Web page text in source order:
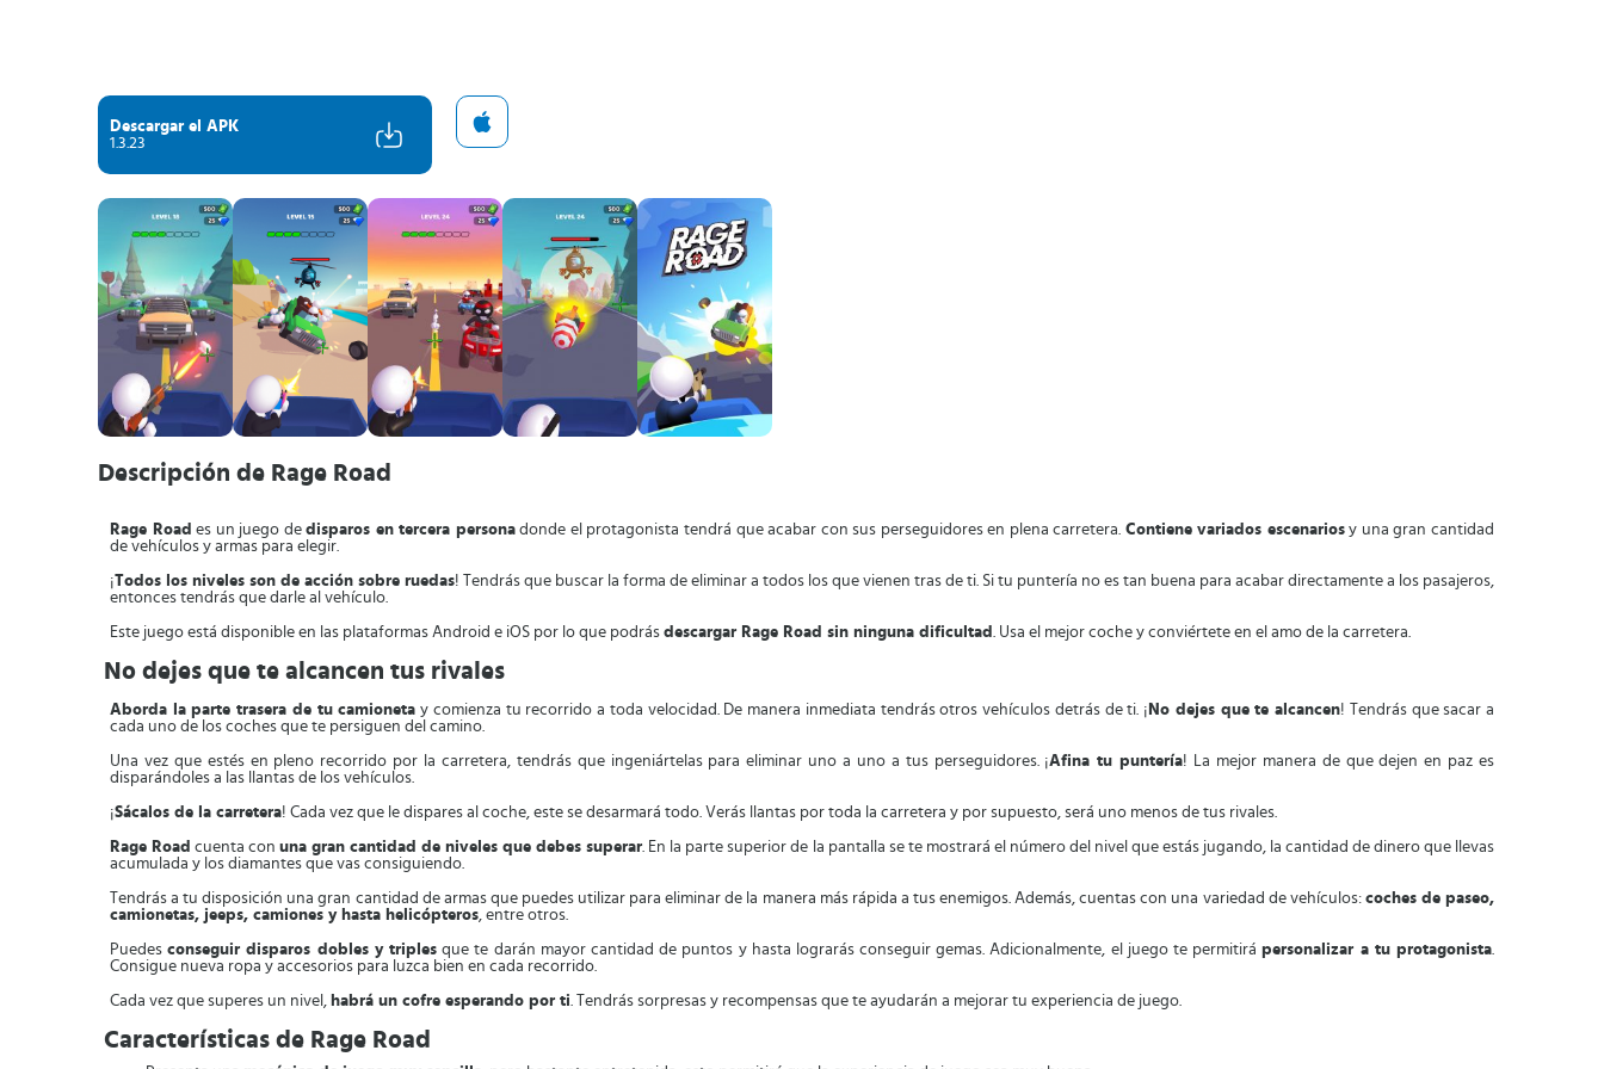
Descargar el APK
1.3.23
Descripción de Rage Road
Rage Road es un juego dedisparos en tercera personadonde el protagonista tendrá que acabar con sus perseguidores en plena carretera. Contiene variados escenariosy una gran cantidad
de vehículos y armas para elegir.
¡Todos los niveles son de acción sobre ruedas! Tendrás que buscar la forma de eliminar a todos los que vienen tras de ti. Si tu puntería no es tan buena para acabar directamente a los pasajeros,
entonces tendrás que darle al vehículo.
Este juego está disponible en las plataformas Android e iOS por lo que podrás descargar Rage Road sin ninguna dificultad . Usa el mejor coche y conviértete en el amo de la carretera.
No dejes que te alcancen tus rivales
Aborda la parte trasera de tu camioneta y comienza tu recorrido a toda velocidad. De manera inmediata tendrás otros vehículos detrás de ti. ¡ No dejes que te alcancen! Tendrás que sacar a
cada uno de los coches que te persiguen del camino.
Una vez que estés en pleno recorrido por la carretera, tendrás que ingeniártelas para eliminar uno a uno a tus perseguidores. ¡Afina tu puntería! La mejor manera de que dejen en paz es
disparándoles a las llantas de los vehículos.
¡Sácalos de la carretera! Cada vez que le dispares al coche, este se desarmará todo. Verás llantas por toda la carretera y por supuesto, será uno menos de tus rivales.
Rage Road cuenta conuna gran cantidad de niveles que debes superar. En la parte superior de la pantalla se te mostrará el número del nivel que estás jugando, la cantidad de dinero que llevas
acumulada y los diamantes que vas consiguiendo.
Tendrás a tu disposición una gran cantidad de armas que puedes utilizar para eliminar de la manera más rápida a tus enemigos. Además, cuentas con una variedad de vehículos: coches de paseo,
camionetas, jeeps, camiones y hasta helicópteros, entre otros.
Puedesconseguir disparos dobles y triplesque te darán mayor cantidad de puntos y hasta lograrás conseguir gemas. Adicionalmente, el juego te permitirápersonalizar a tu protagonista.
Consigue nueva ropa y accesorios para luzca bien en cada recorrido.
Cada vez que superes un nivel, habrá un cofre esperando por ti. Tendrás sorpresas y recompensas que te ayudarán a mejorar tu experiencia de juego.
Características de Rage Road